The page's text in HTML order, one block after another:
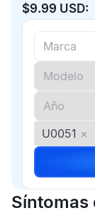
$9.99 USD:
U0051 ×
Síntomas